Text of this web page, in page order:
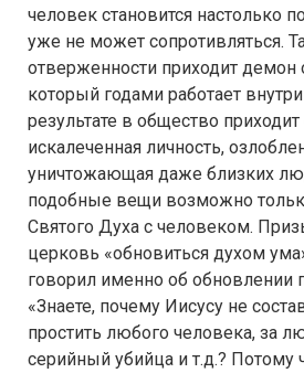
человек становится настолько
уже не может сопротивляться.
отверженности приходит демон
который годами работает
результате в общество
искалеченная личность,
уничтожающая даже близких
подобные вещи возможно
Святого Духа с человеком.
церковь «обновиться духом
говорил именно об обновлении
«Знаете, почему Иисусу не
простить любого человека, за
серийный убийца и т.д.? Потому